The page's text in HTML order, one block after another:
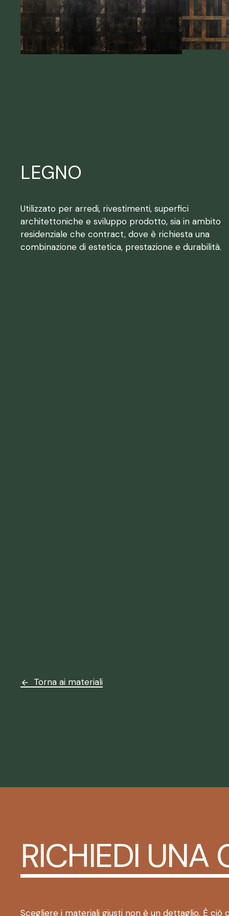
LEGNO
Utilizzato per arredi, rivestimenti, superfici
architettoniche e sviluppo prodotto, sia in ambito
residenziale che contract, dove è richiesta una
combinazione di estetica, prestazione e durabilità.
Torna ai materiali
RICHIEDI UNA
Scegliere i materiali giusti non è un dettaglio. È ciò